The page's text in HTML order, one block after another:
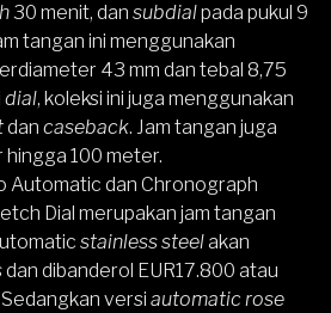
30 menit, dan subdialpada pukul 9
tangan ini menggunakan
43 mm dan tebal 8,75
dial, koleksi ini juga menggunakan
dan caseback. Jam tangan juga
hingga 100 meter.
Automatic dan Chronograph
Dial merupakan jam tangan
stainless steelakan
dan dibanderol EUR17.800 atau
versi automatic rose